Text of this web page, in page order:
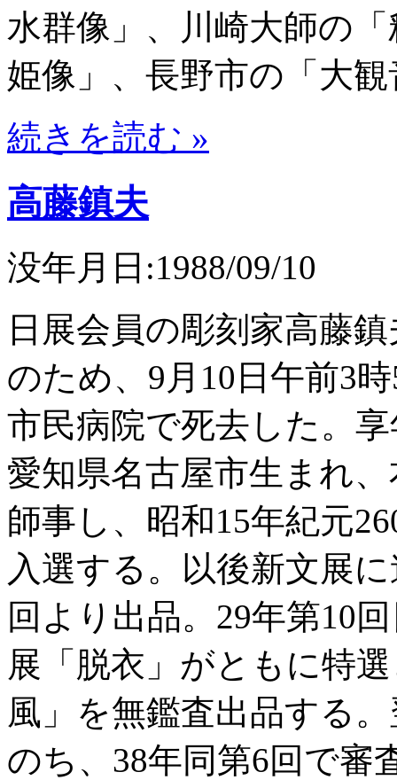
水群像」、川崎大師の
姫像」、長野市の「大
続きを読む »
高藤鎮夫
没年月日:1988/09/10
日展会員の彫刻家高藤
のため、9月10日午前3
市民病院で死去した。
愛知県名古屋市生まれ
師事し、昭和15年紀元
入選する。以後新文展
回より出品。29年第10
展「脱衣」がともに特
風」を無鑑査出品する
のち、38年同第6回で審